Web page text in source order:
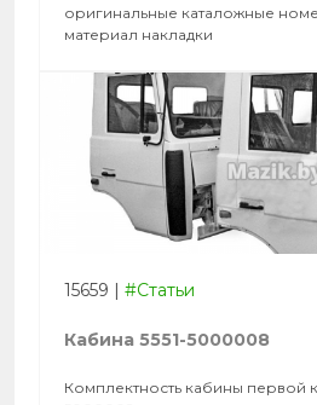
оригинальные каталожные
материал накладки
15659 | #Статьи
Кабина 5551-5000008
Комплектность кабины первой